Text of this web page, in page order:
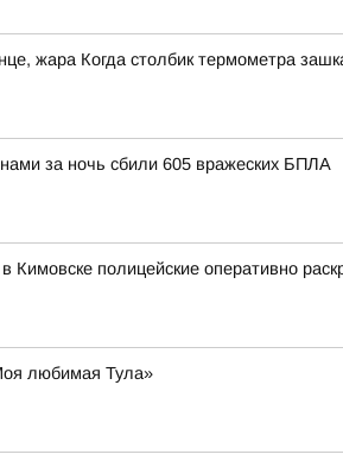
жара Когда столбик термометра
за ночь сбили 605 вражеских БПЛА
Кимовске полицейские оперативно
любимая Тула»